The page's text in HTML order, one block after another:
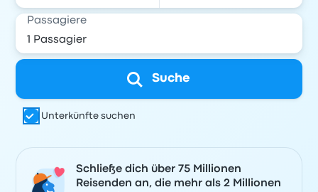
Passagiere
Suche
Unterkünfte suchen
Schließe dich über 75 Millionen
Reisenden an, die mehr als 2 Millionen